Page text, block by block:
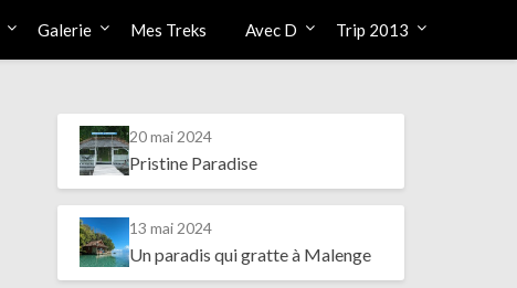
Galerie Mes Treks Avec D Trip 2013
20 mai 2024
Pristine Paradise
13 mai 2024
Un paradis qui gratte à Malenge